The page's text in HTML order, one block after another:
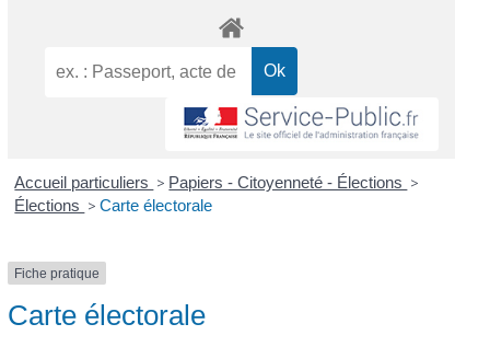
Accueil particuliers > Papiers - Citoyenneté - Élections >
Élections > Carte électorale
Fiche pratique
Carte électorale